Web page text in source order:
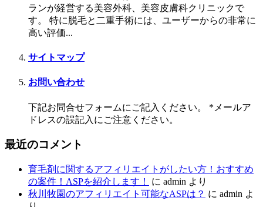
ランが経営する美容外科、美容皮膚科クリニックで
す。 特に脱毛と二重手術には、ユーザーからの非常に
高い評価...
サイトマップ
お問い合わせ
下記お問合せフォームにご記入ください。 *メールア
ドレスの誤記入にご注意ください。
最近のコメント
育毛剤に関するアフィリエイトがしたい方！おすすめ
の案件！ASPを紹介します！
に admin より
秋川牧園のアフィリエイト可能なASPは？ に admin よ